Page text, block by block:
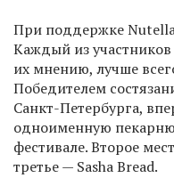
При поддержке
Каждый из
их мнению, лучше
Победителем
Санкт-Петербурга,
одноименную
фестивале. Второе
третье — Sasha Bread.